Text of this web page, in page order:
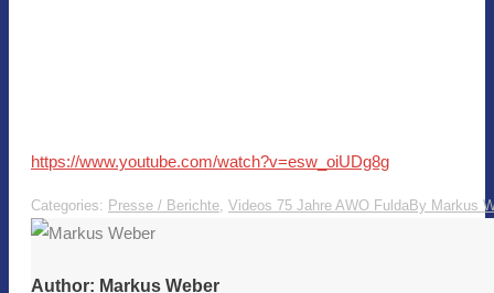
https://www.youtube.com/watch?v=esw_oiUDg8g
Categories: Presse / Berichte, Videos 75 Jahre AWO FuldaBy Markus
Author: Markus Weber